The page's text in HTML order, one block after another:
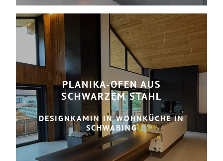
PLANIKA-OFEN AUS
SCHWARZEM STAHL
DESIGNKAMIN IN WOHNKÜCHE IN
SCHWABING